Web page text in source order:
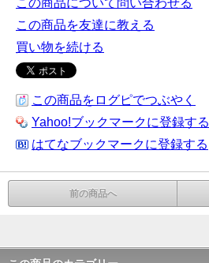
この商品を友達に教える
買い物を続ける
この商品をログピでつぶやく
Yahoo!ブックマークに登録する
はてなブックマークに登録する
前の商品へ